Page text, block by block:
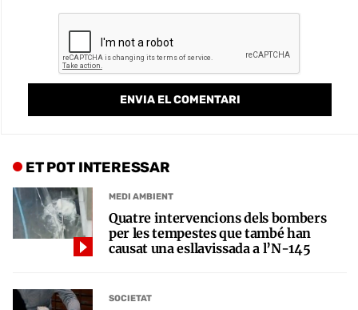
ET POT INTERESSAR
MEDI AMBIENT
Quatre intervencions dels bombers
per les tempestes que també han
causat una esllavissada a l’N-145
SOCIETAT